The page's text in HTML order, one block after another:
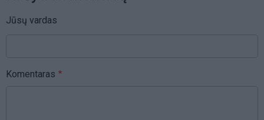
Jūsų vardas
Komentaras